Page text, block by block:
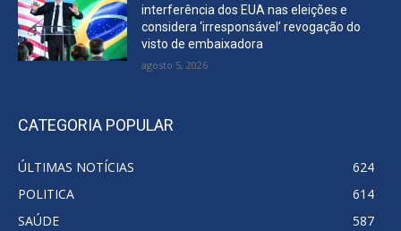
interferência dos EUA nas eleições e
considera ‘irresponsável’ revogação do
visto de embaixadora
agosto 5, 2026
CATEGORIA POPULAR
ÚLTIMAS NOTÍCIAS
624
POLITICA
614
SAÚDE
587